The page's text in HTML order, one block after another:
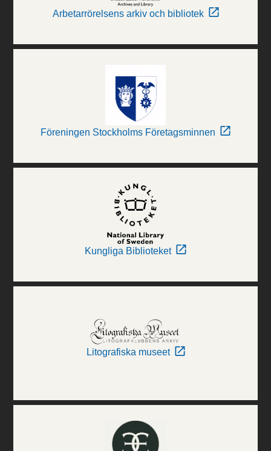
Arbetarrörelsens arkiv och bibliotek
Föreningen Stockholms Företagsminnen
Kungliga Biblioteket
Litografiska museet